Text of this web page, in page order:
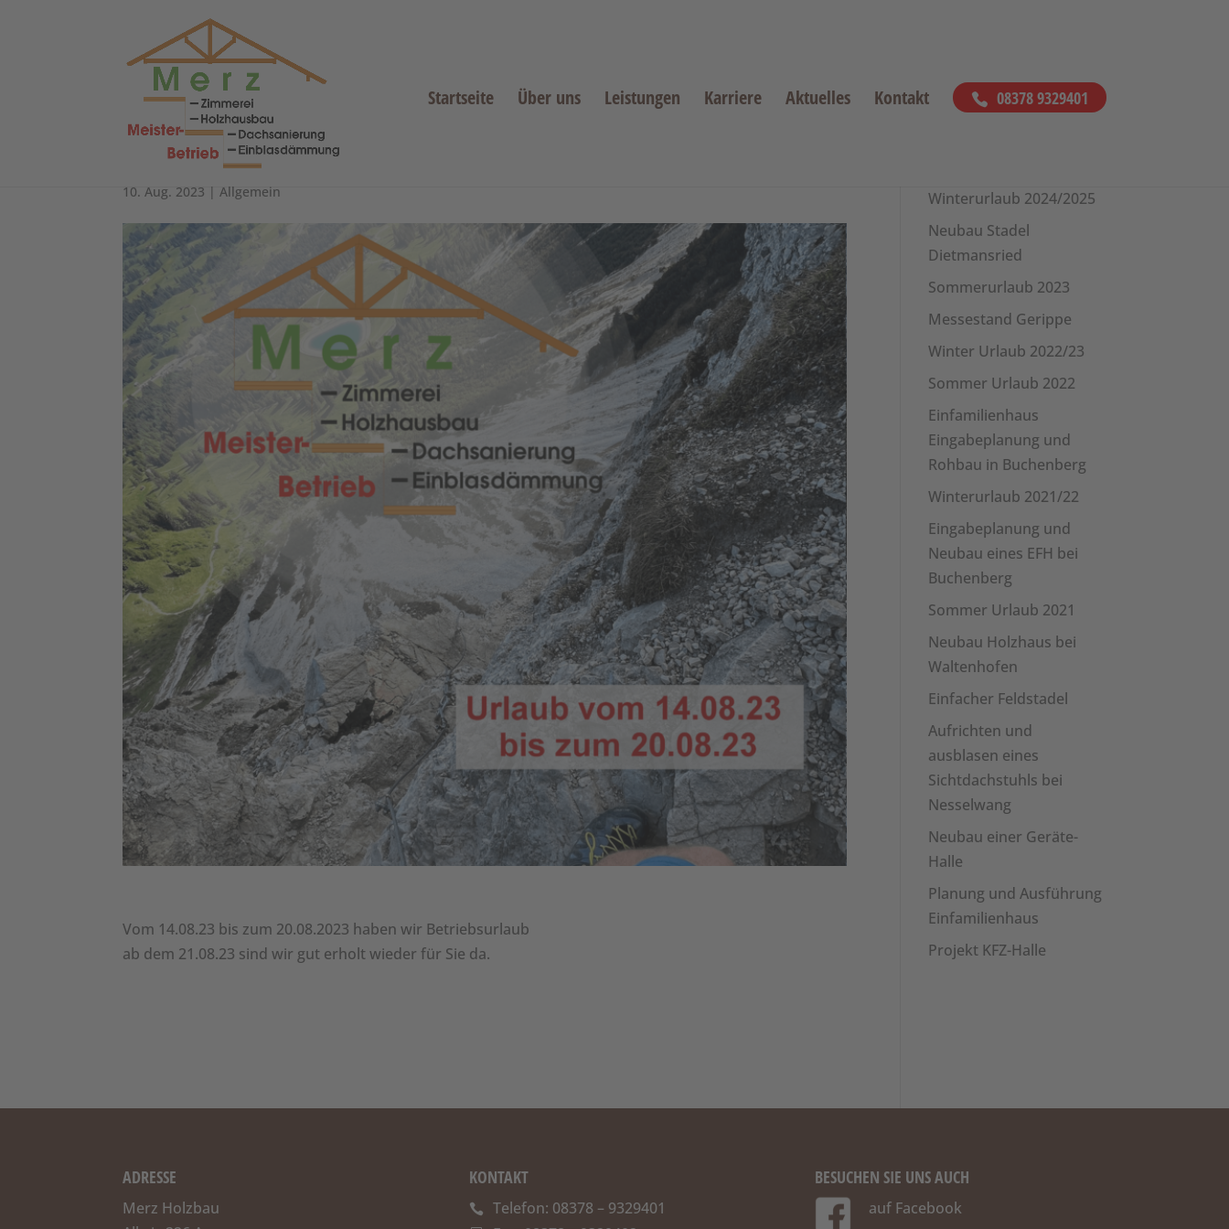
Startseite Über uns Leistungen Karriere Aktuelles Kontakt 08378 9329401
Sommerurlaub 2023
10. Aug. 2023 |Allgemein
Vom 14.08.23 bis zum 20.08.2023 haben wir Betriebsurlaub
ab dem 21.08.23 sind wir gut erholt wieder für Sie da.
Winterurlaub 2024/2025
Neubau Stadel
Dietmansried
Sommerurlaub 2023
Messestand Gerippe
Winter Urlaub 2022/23
Sommer Urlaub 2022
Einfamilienhaus
Eingabeplanung und
Rohbau in Buchenberg
Winterurlaub 2021/22
Eingabeplanung und
Neubau eines EFH bei
Buchenberg
Sommer Urlaub 2021
Neubau Holzhaus bei
Waltenhofen
Einfacher Feldstadel
Aufrichten und
ausblasen eines
Sichtdachstuhls bei
Nesselwang
Neubau einer Geräte-
Halle
Planung und Ausführung
Einfamilienhaus
Projekt KFZ-Halle
ADRESSE
Merz Holzbau
KONTAKT
Telefon: 08378 – 9329401
BESUCHEN SIE UNS AUCH
auf Facebook